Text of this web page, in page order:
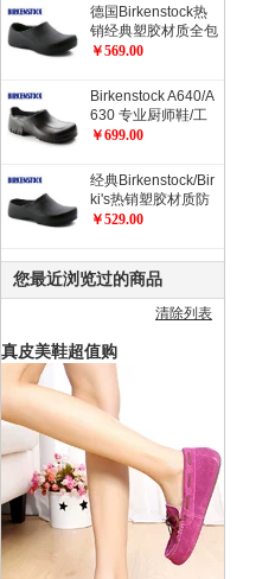
德国Birkenstock热
销经典塑胶材质全包
厨师鞋工作鞋职业鞋
￥569.00
Birkenstock A640/A
630 专业厨师鞋/工
作防护鞋/职业鞋/劳
￥699.00
经典Birkenstock/Bir
ki's热销塑胶材质防
滑工作鞋 职业鞋 厨
￥529.00
您最近浏览过的商品
清除列表
真皮美鞋超值购